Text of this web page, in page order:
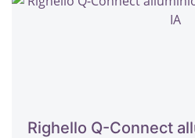
Righello Q-Connect